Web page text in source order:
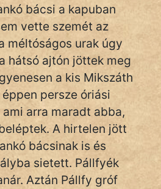
bácsi a kapuban
vette szemét az
méltóságos urak úgy
hátsó ajtón jöttek meg
a kis Mikszáth
persze óriási
arra maradt abba,
A hirtelen jött
bácsinak is és
sietett. Pállfyék
Aztán Pállfy gróf